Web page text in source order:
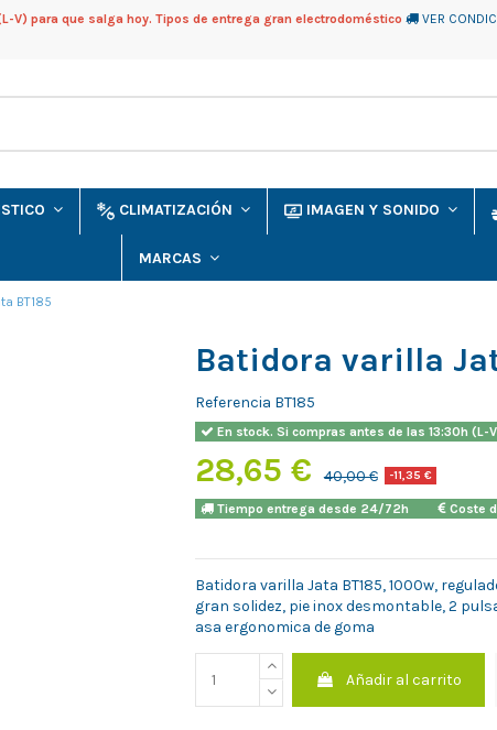
V) para que salga hoy. Tipos de entrega gran electrodoméstico VER
CLIMATIZACIÓN IMAGEN Y SONIDO
MARCAS
BT185
Batidora varilla
Referencia BT185
En stock. Si compras antes de las 13:30h (L-
28,65 € 40,00 € -11,35 €
Tiempo entrega desde 24/72h Coste
Batidora varilla Jata BT185, 1000w,
gran solidez, pie inox desmontable, 2
asa ergonomica de goma
Añadir al carrito